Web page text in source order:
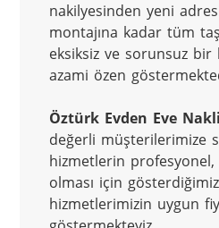
nakilyesinden yeni
montajına kadar tüm
eksiksiz ve sorunsuz
azami özen
Öztürk Evden Eve
değerli müşterilerimize
hizmetlerin profesyonel,
olması için
hizmetlerimizin uygun